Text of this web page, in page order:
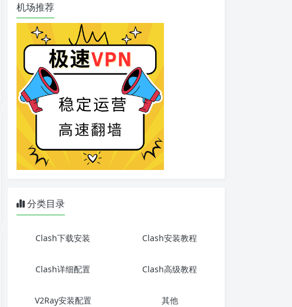
机场推荐
分类目录
Clash下载安装 Clash安装教程
Clash详细配置 Clash高级教程
V2Ray安装配置 其他